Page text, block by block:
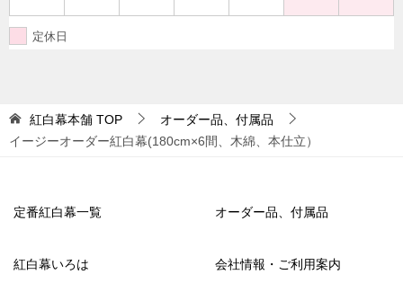
定休日
紅白幕本舗 TOP
オーダー品、付属品
イージーオーダー紅白幕(180cm×6間、木綿、本仕立）
定番紅白幕一覧 オーダー品、付属品
紅白幕いろは 会社情報・ご利用案内